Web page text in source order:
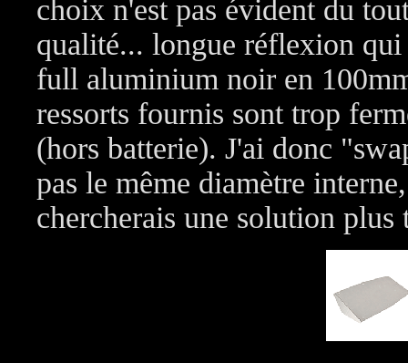
choix n'est pas évident du
qualité... longue réflexion
full aluminium noir en
ressorts fournis sont trop
(hors batterie). J'ai donc
pas le même diamètre
chercherais une solution plus